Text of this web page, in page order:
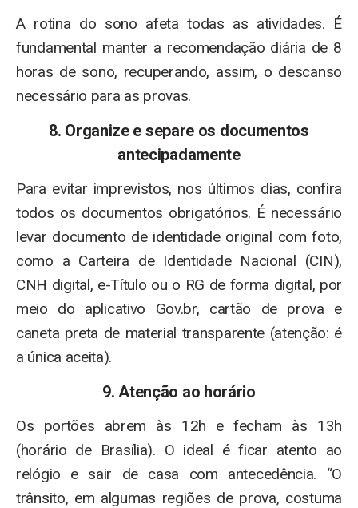
A rotina do sono afeta todas as atividades. É
fundamental manter a recomendação diária de 8
horas de sono, recuperando, assim, o descanso
necessário para as provas.
8. Organize e separe os documentos
antecipadamente
Para evitar imprevistos, nos últimos dias, confira
todos os documentos obrigatórios. É necessário
levar documento de identidade original com foto,
como a Carteira de Identidade Nacional (CIN),
CNH digital, e-Título ou o RG de forma digital, por
meio do aplicativo Gov.br, cartão de prova e
caneta preta de material transparente (atenção: é
a única aceita).
9. Atenção ao horário
Os portões abrem às 12h e fecham às 13h
(horário de Brasília). O ideal é ficar atento ao
relógio e sair de casa com antecedência. “O
trânsito, em algumas regiões de prova, costuma